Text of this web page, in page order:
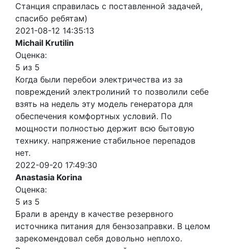
Станция справилась с поставленной задачей,
спасибо ребятам)
2021-08-12 14:35:13
Michail Krutilin
Оценка:
5 из 5
Когда были перебои электричества из за
повреждений электролиний то позволили себе
взять на недель эту модель генератора для
обеспечения комфортных условий. По
мощности полностью держит всю бытовую
технику. напряжение стабильное перепадов
нет.
2022-09-20 17:49:30
Anastasia Korina
Оценка:
5 из 5
Брали в аренду в качестве резервного
источника питания для бензозаправки. В целом
зарекомендовал себя довольно неплохо.